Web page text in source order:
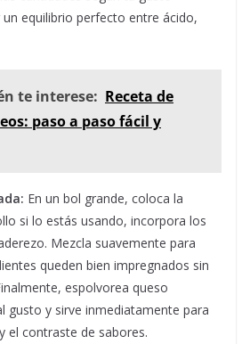
equilibrio perfecto entre ácido,
te interese: Receta de
paso a paso fácil y
En un bol grande, coloca la
si lo estás usando, incorpora los
Mezcla suavemente para
queden bien impregnados sin
espolvorea queso
gusto y sirve inmediatamente para
el contraste de sabores.